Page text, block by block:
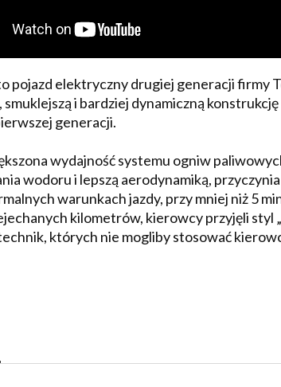
pojazd elektryczny drugiej generacji firmy
smuklejszą i bardziej dynamiczną
generacji.
wydajność systemu ogniw
wodoru i lepszą aerodynamiką,
warunkach jazdy, przy mniej niż 5
kilometrów, kierowcy przyjęli styl
których nie mogliby stosować